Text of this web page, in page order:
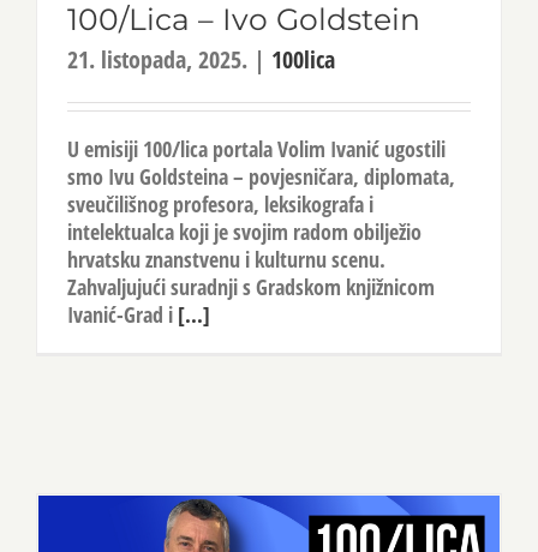
100/Lica – Ivo Goldstein
21. listopada, 2025. | 100lica
U emisiji 100/lica portala Volim Ivanić ugostili
smo Ivu Goldsteina – povjesničara, diplomata,
sveučilišnog profesora, leksikografa i
intelektualca koji je svojim radom obilježio
hrvatsku znanstvenu i kulturnu scenu.
Zahvaljujući suradnji s Gradskom knjižnicom
Ivanić-Grad i [...]